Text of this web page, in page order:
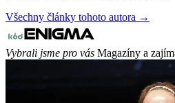
Všechny články tohoto autora →
Vybrali jsme pro vás Magazíny a